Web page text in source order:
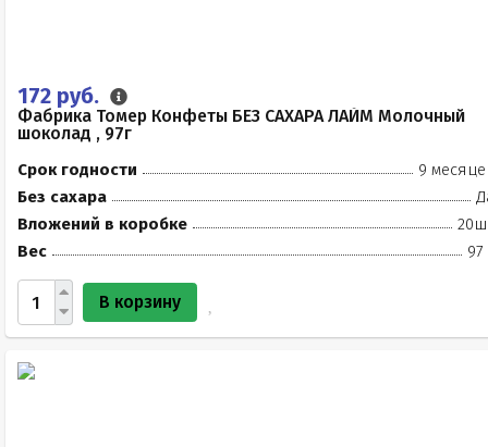
172 руб.
Фабрика Томер Конфеты БЕЗ САХАРА ЛАЙМ Молочный
шоколад , 97г
Срок годности
9
Без сахара
Вложений в коробке
Вес
97
В корзину